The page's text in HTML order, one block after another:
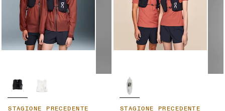
STAGIONE PRECEDENTE STAGIONE PRECEDENTE